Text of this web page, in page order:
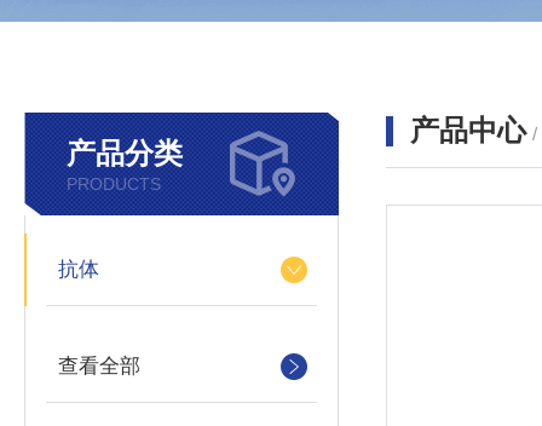
产品分类
PRODUCTS
抗体
查看全部
产品中心 /